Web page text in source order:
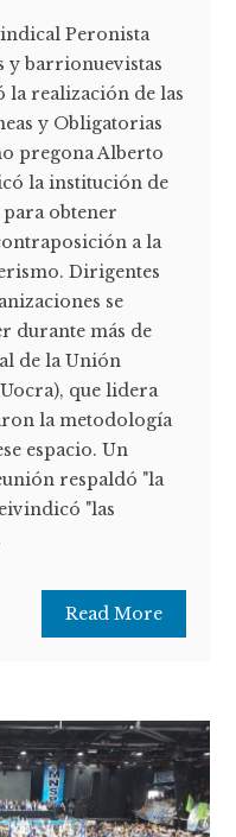
Peronista
y barrionuevistas
la realización de las
y Obligatorias
pregona Alberto
la institución de
obtener
a la
Dirigentes
se
durante más de
de la Unión
que lidera
la metodología
espacio. Un
respaldó "la
"las
Read More